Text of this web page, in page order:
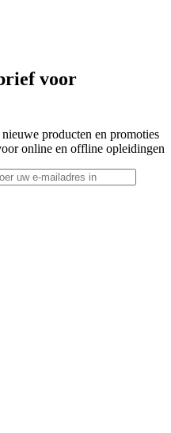
voor
producten en promoties
online en offline opleidingen